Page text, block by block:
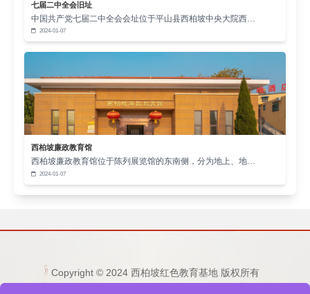
七届二中全会旧址
中国共产党七届二中全会会址位于平山县西柏坡中央大院西…
2024-01-07
西柏坡廉政教育馆
西柏坡廉政教育馆位于陈列展览馆的东南侧，分为地上、地…
2024-01-07
Copyright © 2024 西柏坡红色教育基地 版权所有